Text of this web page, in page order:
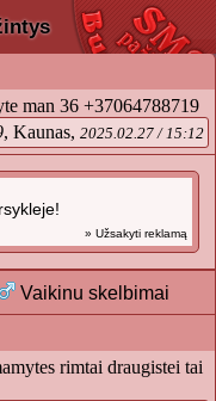
man 36 +37064788719
, Kaunas, 2025.02.27 / 15:12
» Užsakyti reklamą
Vaikinu skelbimai
rimtai draugistei tai